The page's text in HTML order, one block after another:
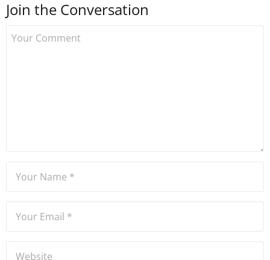
kurdu. 2017'nin Mayıs ayından
Join the Conversation